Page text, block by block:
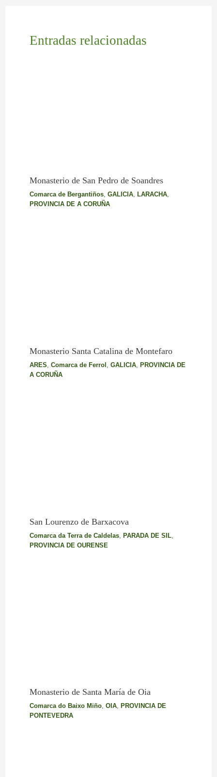
Entradas relacionadas
Monasterio de San Pedro de Soandres
Comarca de Bergantiños, GALICIA, LARACHA,
PROVINCIA DE A CORUÑA
Monasterio Santa Catalina de Montefaro
ARES Comarca de Ferrol GALICIA,
PROVINCIA DE
A CORUÑA
San Lourenzo de Barxacova
Comarca da Terra de Caldelas, PARADA DE SIL,
PROVINCIA DE OURENSE
Monasterio de Santa María de Oia
Comarca do Baixo Miño, OIA, PROVINCIA DE
PONTEVEDRA